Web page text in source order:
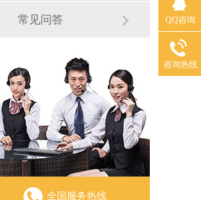
常见问答
全国服务热线
QQ咨询
咨询热线